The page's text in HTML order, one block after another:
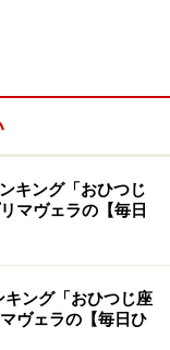
ック！
ック！
キング「おひつじ
マヴェラの【毎日
ング「おひつじ座
ヴェラの【毎日ひ